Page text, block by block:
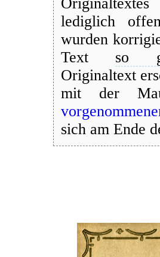
lediglich
wurden
Text so
Originaltext
mit der
sich am Ende